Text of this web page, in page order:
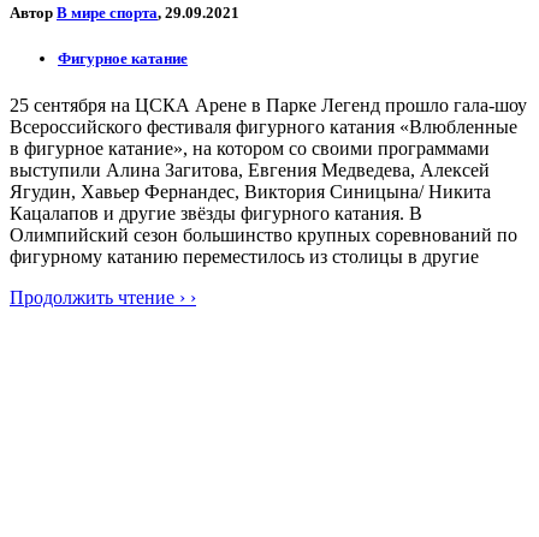
Автор В мире спорта, 29.09.2021
Фигурное катание
25 сентября на ЦСКА Арене в Парке Легенд прошло гала-шоу
Всероссийского фестиваля фигурного катания «Влюбленные
в фигурное катание», на котором со своими программами
выступили Алина Загитова, Евгения Медведева, Алексей
Ягудин, Хавьер Фернандес, Виктория Синицына/ Никита
Кацалапов и другие звёзды фигурного катания. В
Олимпийский сезон большинство крупных соревнований по
фигурному катанию переместилось из столицы в другие
Продолжить чтение › ›